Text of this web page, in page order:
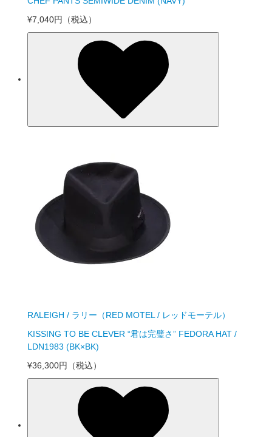
¥7,040円
（税込）
RALEIGH / ラリー（RED MOTEL / レッドモーテル）
KISSING TO BE CLEVER “君は完璧さ” FEDORA HAT /
LDN1983 (BK×BK)
¥36,300円
（税込）